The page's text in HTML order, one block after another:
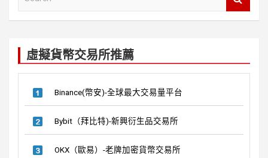
虛擬貨幣交易所推薦
Binance(幣安)-全球最大交易量平台
Bybit（拜比特)-新興衍生品交易所
OKX（歐易）-老牌加密貨幣交易所